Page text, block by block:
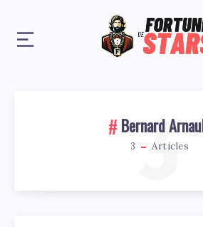
Bernard
3 Articles
3